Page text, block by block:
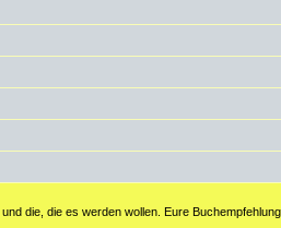
die, die es werden wollen. Eure